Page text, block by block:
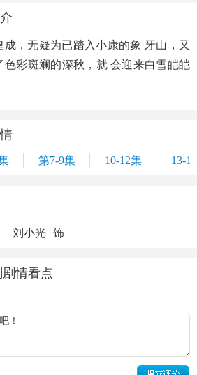
，无疑为已踏入小康的象 牙山，又
色彩斑斓的深秋，就 会迎来白雪皑皑
第7-9集 10-12集 13-
刘小光
饰
情看点